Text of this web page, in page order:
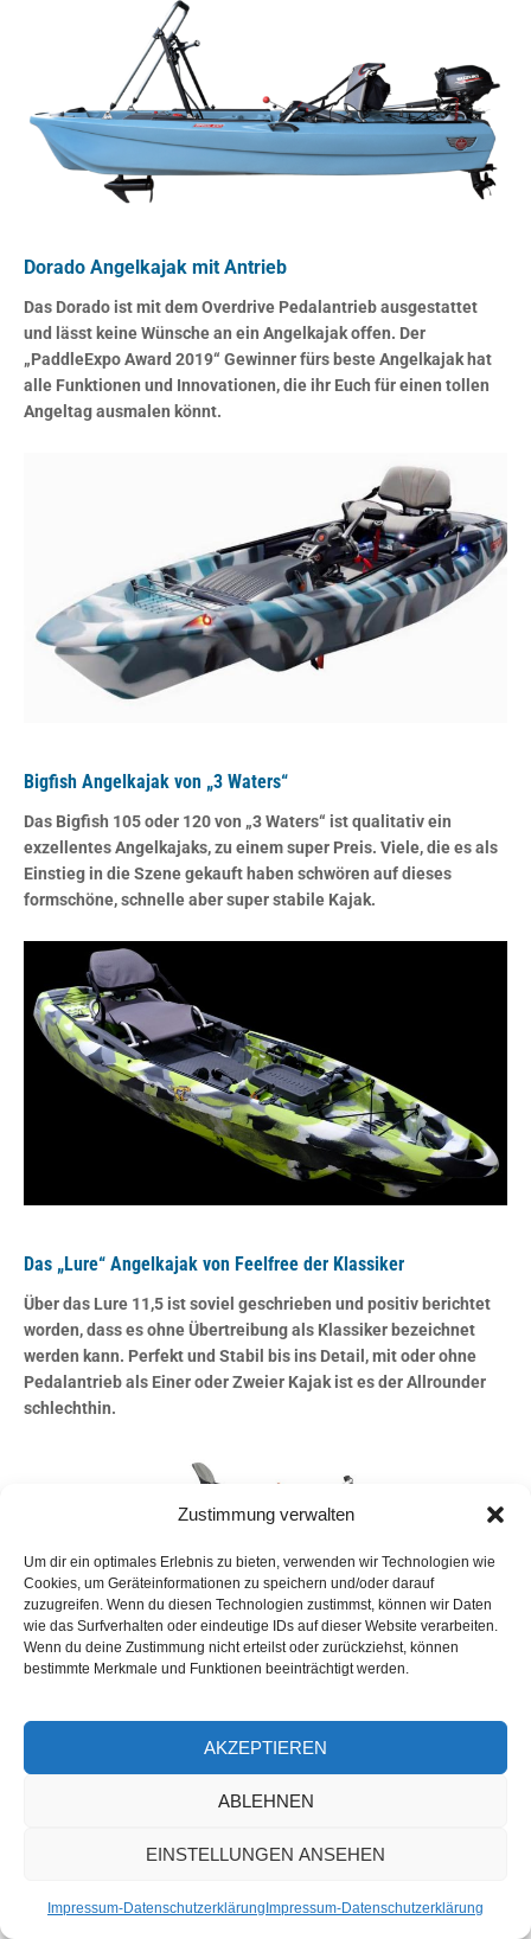
Zustimmung verwalten
Um dir ein optimales Erlebnis zu bieten, verwenden wir Technologien wie
Cookies, um Geräteinformationen zu speichern und/oder darauf
zuzugreifen. Wenn du diesen Technologien zustimmst, können wir Daten
wie das Surfverhalten oder eindeutige IDs auf dieser Website verarbeiten.
Wenn du deine Zustimmung nicht erteilst oder zurückziehst, können
bestimmte Merkmale und Funktionen beeinträchtigt werden.
AKZEPTIEREN
ABLEHNEN
EINSTELLUNGEN ANSEHEN
Impressum-Datenschutzerklärung Impressum-Datenschutzerklärung
Dorado Angelkajak mit Antrieb
Das Dorado ist mit dem Overdrive Pedalantrieb ausgestattet
und lässt keine Wünsche an ein Angelkajak offen. Der
„PaddleExpo Award 2019“ Gewinner fürs beste Angelkajak hat
alle Funktionen und Innovationen, die ihr Euch für einen tollen
Angeltag ausmalen könnt.
Bigfish Angelkajak von „3 Waters“
Das Bigfish 105 oder 120 von „3 Waters“ ist qualitativ ein
exzellentes Angelkajaks, zu einem super Preis. Viele, die es als
Einstieg in die Szene gekauft haben schwören auf dieses
formschöne, schnelle aber super stabile Kajak.
Das „Lure“ Angelkajak von Feelfree der Klassiker
Über das Lure 11,5 ist soviel geschrieben und positiv berichtet
worden, dass es ohne Übertreibung als Klassiker bezeichnet
werden kann. Perfekt und Stabil bis ins Detail, mit oder ohne
Pedalantrieb als Einer oder Zweier Kajak ist es der Allrounder
schlechthin.
Fliegenfischer aufgepasstbeim
Rahmenprogramm der Aqua-Fisch
und einer der besten Fliegenfischer am Stand, der einige seiner